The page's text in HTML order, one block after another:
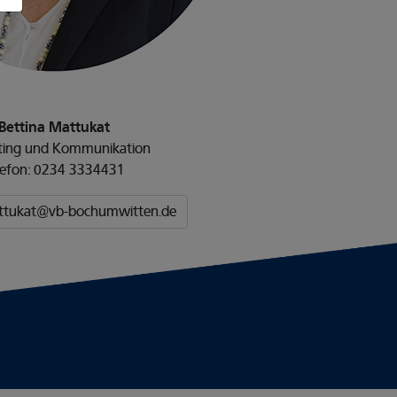
Mattukat
und Kommunikation
0234 3334431
bochumwitten.de